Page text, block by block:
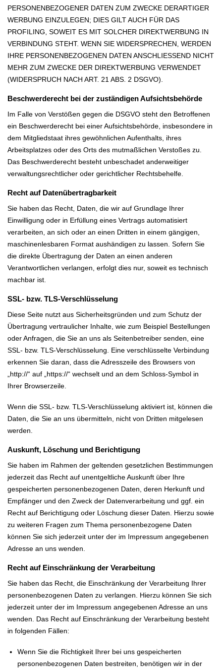
PERSONENBEZOGENER DATEN ZUM ZWECKE DERARTIGER
WERBUNG EINZULEGEN; DIES GILT AUCH FÜR DAS
PROFILING, SOWEIT ES MIT SOLCHER DIREKTWERBUNG IN
VERBINDUNG STEHT. WENN SIE WIDERSPRECHEN, WERDEN
IHRE PERSONENBEZOGENEN DATEN ANSCHLIESSEND NICHT
MEHR ZUM ZWECKE DER DIREKTWERBUNG VERWENDET
(WIDERSPRUCH NACH ART. 21 ABS. 2 DSGVO).
Beschwerderecht bei der zuständigen Aufsichtsbehörde
Im Falle von Verstößen gegen die DSGVO steht den Betroffenen
ein Beschwerderecht bei einer Aufsichtsbehörde, insbesondere in
dem Mitgliedstaat ihres gewöhnlichen Aufenthalts, ihres
Arbeitsplatzes oder des Orts des mutmaßlichen Verstoßes zu.
Das Beschwerderecht besteht unbeschadet anderweitiger
verwaltungsrechtlicher oder gerichtlicher Rechtsbehelfe.
Recht auf Datenübertragbarkeit
Sie haben das Recht, Daten, die wir auf Grundlage Ihrer
Einwilligung oder in Erfüllung eines Vertrags automatisiert
verarbeiten, an sich oder an einen Dritten in einem gängigen,
maschinenlesbaren Format aushändigen zu lassen. Sofern Sie
die direkte Übertragung der Daten an einen anderen
Verantwortlichen verlangen, erfolgt dies nur, soweit es technisch
machbar ist.
SSL- bzw. TLS-Verschlüsselung
Diese Seite nutzt aus Sicherheitsgründen und zum Schutz der
Übertragung vertraulicher Inhalte, wie zum Beispiel Bestellungen
oder Anfragen, die Sie an uns als Seitenbetreiber senden, eine
SSL- bzw. TLS-Verschlüsselung. Eine verschlüsselte Verbindung
erkennen Sie daran, dass die Adresszeile des Browsers von
„http://“ auf „https://“ wechselt und an dem Schloss-Symbol in
Ihrer Browserzeile.
Wenn die SSL- bzw. TLS-Verschlüsselung aktiviert ist, können die
Daten, die Sie an uns übermitteln, nicht von Dritten mitgelesen
werden.
Auskunft, Löschung und Berichtigung
Sie haben im Rahmen der geltenden gesetzlichen Bestimmungen
jederzeit das Recht auf unentgeltliche Auskunft über Ihre
gespeicherten personenbezogenen Daten, deren Herkunft und
Empfänger und den Zweck der Datenverarbeitung und ggf. ein
Recht auf Berichtigung oder Löschung dieser Daten. Hierzu sowie
zu weiteren Fragen zum Thema personenbezogene Daten
können Sie sich jederzeit unter der im Impressum angegebenen
Adresse an uns wenden.
Recht auf Einschränkung der Verarbeitung
Sie haben das Recht, die Einschränkung der Verarbeitung Ihrer
personenbezogenen Daten zu verlangen. Hierzu können Sie sich
jederzeit unter der im Impressum angegebenen Adresse an uns
wenden. Das Recht auf Einschränkung der Verarbeitung besteht
in folgenden Fällen:
Wenn Sie die Richtigkeit Ihrer bei uns gespeicherten
personenbezogenen Daten bestreiten, benötigen wir in der